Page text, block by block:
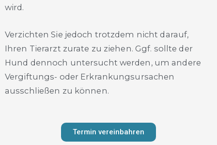
wird.
Verzichten Sie jedoch trotzdem nicht darauf,
Ihren Tierarzt zurate zu ziehen. Ggf. sollte der
Hund dennoch untersucht werden, um andere
Vergiftungs- oder Erkrankungsursachen
ausschließen zu können.
Termin vereinbahren